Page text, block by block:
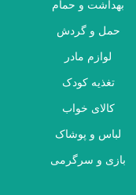
بهداشت و حمام
حمل و گردش
لوازم مادر
تغذیه کودک
کالای خواب
لباس و پوشاک
بازی و سرگرمی